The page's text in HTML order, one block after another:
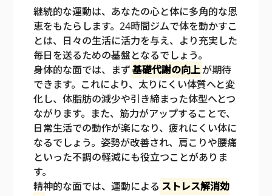
継続的な運動は、あなたの心と体に多角的な恩
恵をもたらします。24時間ジムで体を動かすこ
とは、日々の生活に活力を与え、より充実した
毎日を送るための基盤となるでしょう。
身体的な面では、まず基礎代謝の向上が期待
できます。これにより、太りにくい体質へと変
化し、体脂肪の減少や引き締まった体型へとつ
ながります。また、筋力がアップすることで、
日常生活での動作が楽になり、疲れにくい体に
なるでしょう。姿勢が改善され、肩こりや腰痛
といった不調の軽減にも役立つことがありま
す。
精神的な面では、運動による ストレス解消効